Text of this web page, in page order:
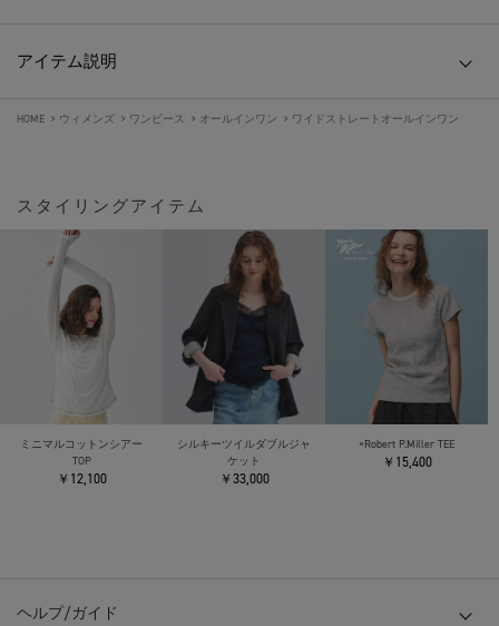
アイテム説明
HOME > ウィメンズ > ワンピース > オールインワン > ワイドストレートオールインワン
スタイリングアイテム
ミニマルコットンシアー
TOP
￥12,100
シルキーツイルダブルジャ
ケット
￥33,000
×Robert P.Miller TEE
￥15,400
ヘルプ/ガイド